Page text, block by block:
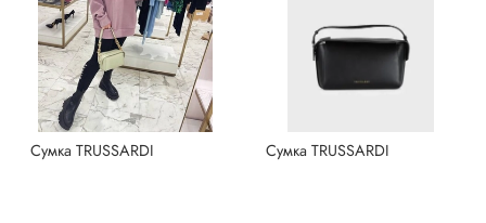
Сумка TRUSSARDI Сумка TRUSSARDI